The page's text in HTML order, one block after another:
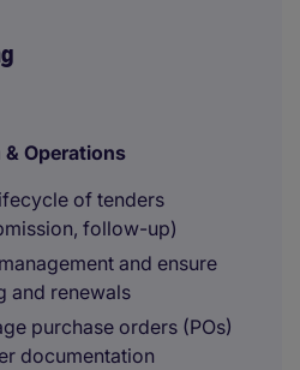
Operations
of tenders
follow-up)
and ensure
and renewals
purchase orders (POs)
documentation